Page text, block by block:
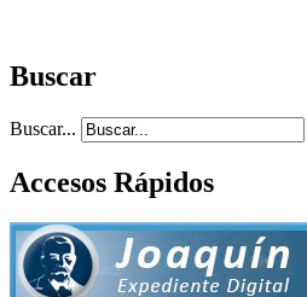
Buscar
Buscar...
Accesos Rápidos